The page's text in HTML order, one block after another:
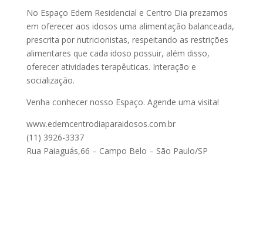
No Espaço Edem Residencial e Centro Dia prezamos
em oferecer aos idosos uma alimentação balanceada,
prescrita por nutricionistas, respeitando as restrições
alimentares que cada idoso possuir, além disso,
oferecer atividades terapêuticas. Interação e
socialização.
Venha conhecer nosso Espaço. Agende uma visita!
www.edemcentrodiaparaidosos.com.br
(11) 3926-3337
Rua Paiaguás,66 – Campo Belo – São Paulo/SP